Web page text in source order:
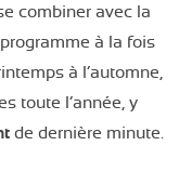
combiner avec la
à la fois
à l’automne,
toute l’année, y
de dernière minute.